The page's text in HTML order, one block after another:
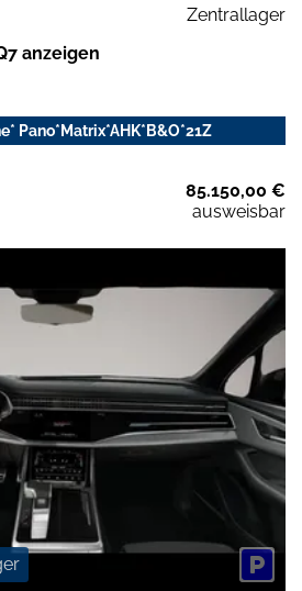
Zentrallager
anzeigen
Pano*Matrix*AHK*B&O*21Z
85.150,00 €
ausweisbar